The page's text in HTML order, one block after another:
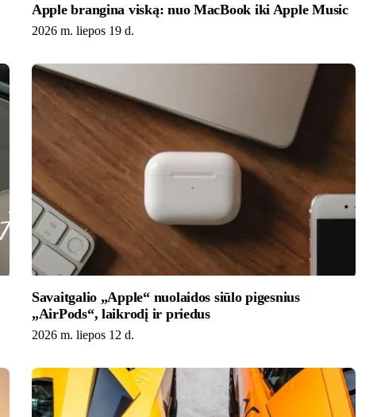
Apple brangina viską: nuo MacBook iki Apple Music
2026 m. liepos 19 d.
Savaitgalio „Apple“ nuolaidos siūlo pigesnius
„AirPods“, laikrodį ir priedus
2026 m. liepos 12 d.